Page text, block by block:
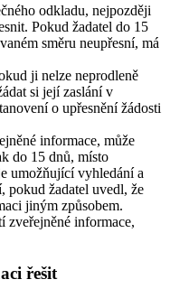
odkladu, nejpozději
Pokud žadatel do 15
směru neupřesní, má
ji nelze neprodleně
si její zaslání v
o upřesnění žádosti
informace, může
do 15 dnů, místo
umožňující vyhledání a
pokud žadatel uvedl, že
jiným způsobem.
zveřejněné informace,
řešit